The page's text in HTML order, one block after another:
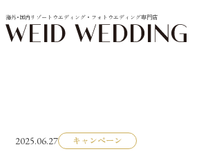
海外･国内リゾートウエディング・フォトウエディング専門店
2025.06.27 キャンペーン